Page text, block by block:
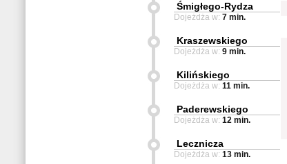
Śmigłego-Rydza
Dojeżdża w: 7 min.
Kraszewskiego
Dojeżdża w: 9 min.
Kilińskiego
Dojeżdża w: 11 min.
Paderewskiego
Dojeżdża w: 12 min.
Lecznicza
Dojeżdża w: 13 min.